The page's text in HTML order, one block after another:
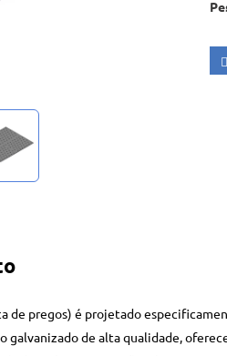
de pregos) é projetado
galvanizado de alta qualidade,